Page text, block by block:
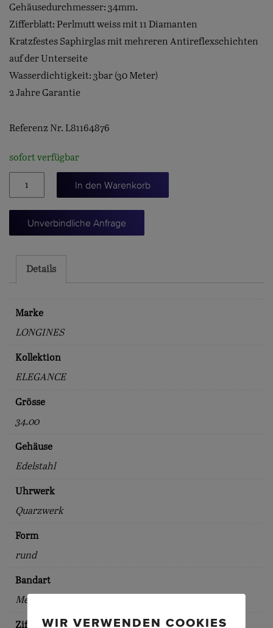
Gehäusedurchmesser: 34mm.
Zifferblatt: Perlmutt weiss mit 11 Diamanten
Kratzfestes Saphirglas mit mehreren Antireflexschichten
auf der Unterseite
Wasserdichtigkeit: 3bar (30 Meter)
2 Jahre Garantie
Referenz Nr. L81164876
sofort verfügbar
34
In den Warenkorb
Unverbindliche Anfrage
Details
Marke
LONGINES
Kollektion
ELEGANCE
Grösse
34.00
Gehäuse
Edelstahl
Uhrwerk
Quarzwerk
Form
rund
Bandart
Metallband
Zifferblattfarbe
WIR VERWENDEN COOKIES